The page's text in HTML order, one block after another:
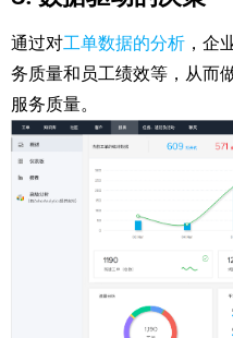
通过对工单数据的分析 ，企
务质量和员工绩效等，从而
服务质量。